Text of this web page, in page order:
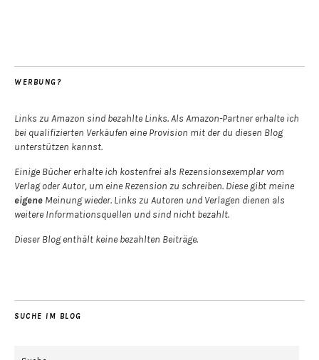
WERBUNG?
Links zu Amazon sind bezahlte Links. Als Amazon-Partner erhalte ich
bei qualifizierten Verkäufen eine Provision mit der du diesen Blog
unterstützen kannst.
Einige Bücher erhalte ich kostenfrei als Rezensionsexemplar vom
Verlag oder Autor, um eine Rezension zu schreiben. Diese gibt meine
eigene Meinung wieder. Links zu Autoren und Verlagen dienen als
weitere Informationsquellen und sind nicht bezahlt.
Dieser Blog enthält keine bezahlten Beiträge.
SUCHE IM BLOG